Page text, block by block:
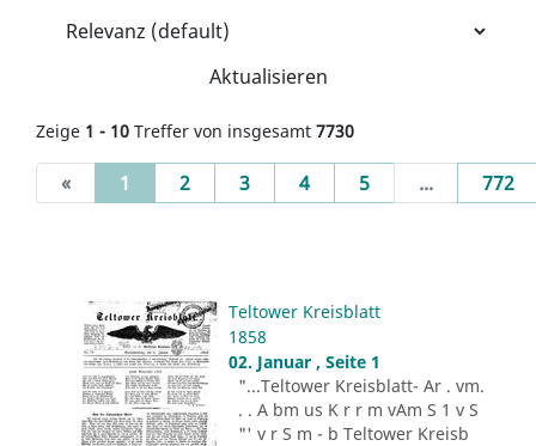
Aktualisieren
Zeige 1 - 10 Treffer von insgesamt 7730
« 1 (current)
2 3 4 5 ... 772
Teltower Kreisblatt
1858
02. Januar , Seite 1
"...Teltower Kreisblatt- Ar . vm.
. . A bm us K r r m vAm S 1 v S
"' v r S m - b Teltower Kreisb